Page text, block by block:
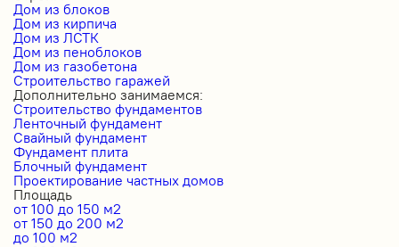
Дом из блоков
Дом из кирпича
Дом из ЛСТК
Дом из пеноблоков
Дом из газобетона
Строительство гаражей
Дополнительно занимаемся:
Строительство фундаментов
Ленточный фундамент
Свайный фундамент
Фундамент плита
Блочный фундамент
Проектирование частных домов
Площадь
от 100 до 150 м2
от 150 до 200 м2
до 100 м2